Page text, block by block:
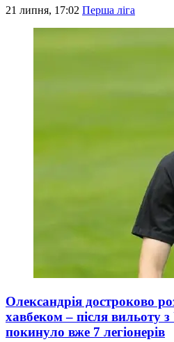
21 липня, 17:02 Перша ліга
Олександрія достроково
хавбеком – після вильоту
покинуло вже 7 легіонерів